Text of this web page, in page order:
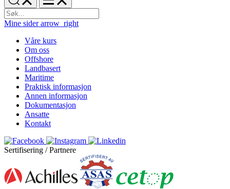
Mine sider arrow_right
Våre kurs
Om oss
Offshore
Landbasert
Maritime
Praktisk informasjon
Annen informasjon
Dokumentasjon
Ansatte
Kontakt
Sertifisering / Partnere